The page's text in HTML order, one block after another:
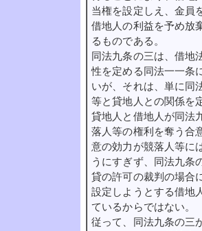
当権を設定しえ、金員
借地人の利益を予め放
るものである。
同法九条の三は、借地
性を定める同法一一条
いが、それは、単に同
等と貸地人との関係を
貸地人と借地人が同法
落人等の権利を奪う合
意の効力が競落人等に
うにすぎず、同法九条
貸の許可の裁判の場合
設定しようとする借地
ているからではない。
従って、同法九条の三